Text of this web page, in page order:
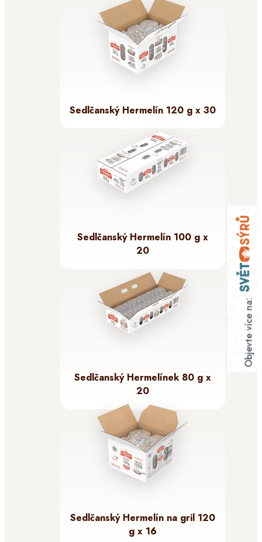
Objevte více na:
Sedlčanský Hermelín 120 g x 30
Sedlčanský Hermelín 100 g x
20
Sedlčanský Hermelínek 80 g x
20
Sedlčanský Hermelín na gril 120
g x 16